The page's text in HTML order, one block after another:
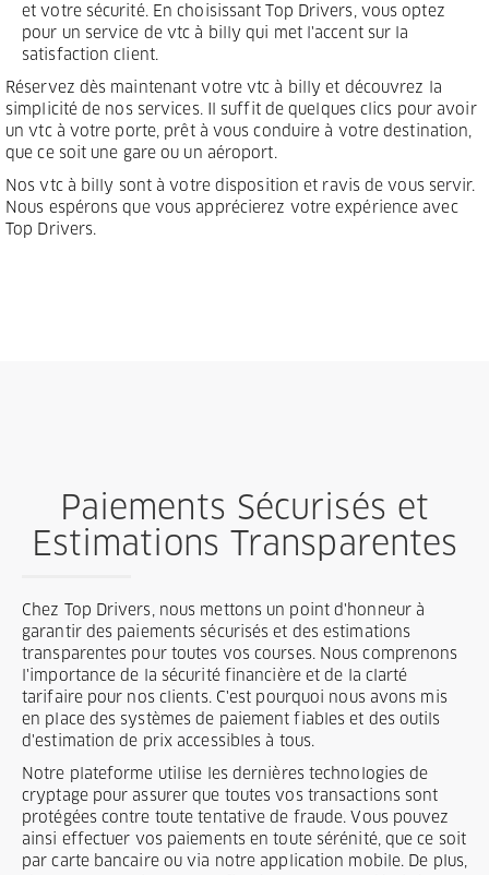
et votre sécurité. En choisissant Top Drivers, vous optez
pour un service de vtc à billy qui met l'accent sur la
satisfaction client.
Réservez dès maintenant votre vtc à billy et découvrez la
simplicité de nos services. Il suffit de quelques clics pour avoir
un vtc à votre porte, prêt à vous conduire à votre destination,
que ce soit une gare ou un aéroport.
Nos vtc à billy sont à votre disposition et ravis de vous servir.
Nous espérons que vous apprécierez votre expérience avec
Top Drivers.
Paiements Sécurisés et
Estimations Transparentes
Chez Top Drivers, nous mettons un point d'honneur à
garantir des paiements sécurisés et des estimations
transparentes pour toutes vos courses. Nous comprenons
l'importance de la sécurité financière et de la clarté
tarifaire pour nos clients. C'est pourquoi nous avons mis
en place des systèmes de paiement fiables et des outils
d'estimation de prix accessibles à tous.
Notre plateforme utilise les dernières technologies de
cryptage pour assurer que toutes vos transactions sont
protégées contre toute tentative de fraude. Vous pouvez
ainsi effectuer vos paiements en toute sérénité, que ce soit
par carte bancaire ou via notre application mobile. De plus,